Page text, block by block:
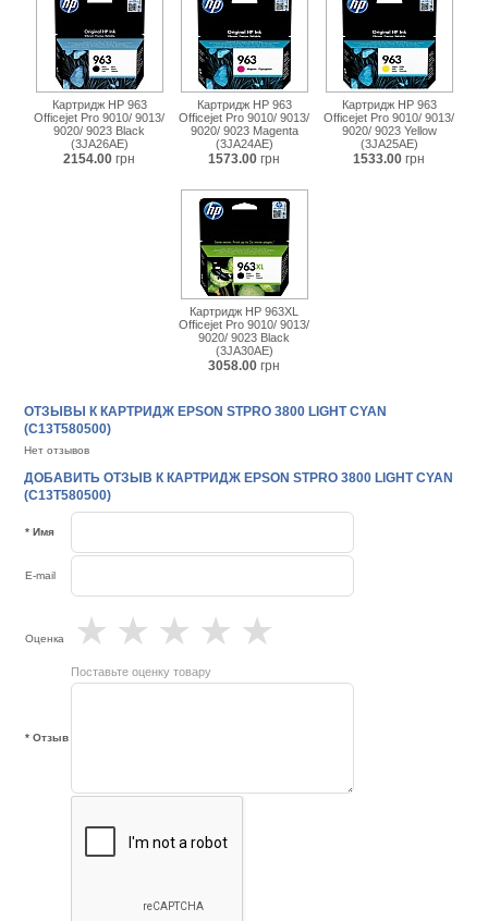
Картридж HP 963
Officejet Pro 9010/ 9013/
9020/ 9023 Black
(3JA26AE)
2154.00 грн
Картридж HP 963
Officejet Pro 9010/ 9013/
9020/ 9023 Magenta
(3JA24AE)
1573.00 грн
Картридж HP 963
Officejet Pro 9010/ 9013/
9020/ 9023 Yellow
(3JA25AE)
1533.00 грн
Картридж HP 963XL
Officejet Pro 9010/ 9013/
9020/ 9023 Black
(3JA30AE)
3058.00 грн
ОТЗЫВЫ К КАРТРИДЖ EPSON STPRO 3800 LIGHT CYAN
(C13T580500)
Нет отзывов
ДОБАВИТЬ ОТЗЫВ К КАРТРИДЖ EPSON STPRO 3800 LIGHT CYAN
(C13T580500)
* Имя
E-mail
Оценка ★
★
★
★
★
Поставьте оценку товару
* Отзыв